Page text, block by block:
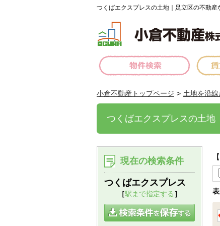
つくばエクスプレスの土地｜足立区の不動
小倉不動産トップページ 土地を沿
つくばエクスプレスの土地
現在の検索条件
つくばエクスプレス
［駅まで指定する ］